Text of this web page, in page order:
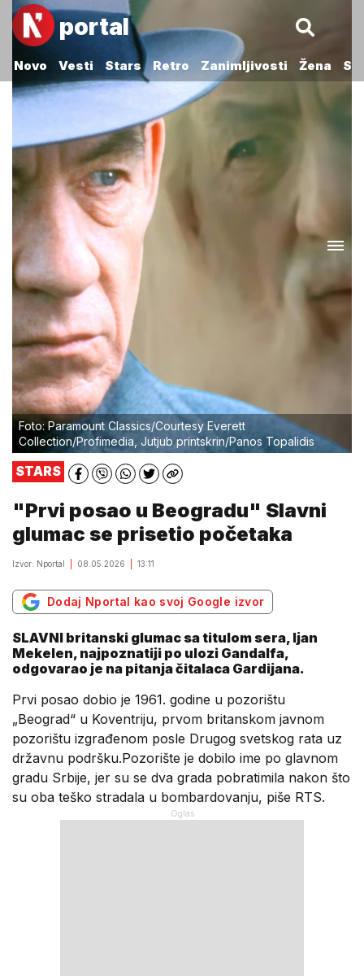
portal
Novo Vesti Stars Retro Zanimljivosti Žena
Foto: Paramount Classics/Courtesy Everett
Collection/Profimedia, Jutjub printskrin/Panos Topalidis
STARS
"Prvi posao u Beogradu" Slavni
glumac se prisetio početaka
Izvor: Nportal 08.05.2026 13:11
Dodaj Nportal kao svoj Google izvor
SLAVNI britanski glumac sa titulom sera, Ijan
Mekelen, najpoznatiji po ulozi Gandalfa,
odgovarao je na pitanja čitalaca Gardijana.
Prvi posao dobio je 1961. godine u pozorištu
„Beograd“ u Koventriju, prvom britanskom javnom
pozorištu izgrađenom posle Drugog svetskog rata uz
državnu podršku.Pozorište je dobilo ime po glavnom
gradu Srbije, jer su se dva grada pobratimila nakon što
su oba teško stradala u bombardovanju, piše RTS.